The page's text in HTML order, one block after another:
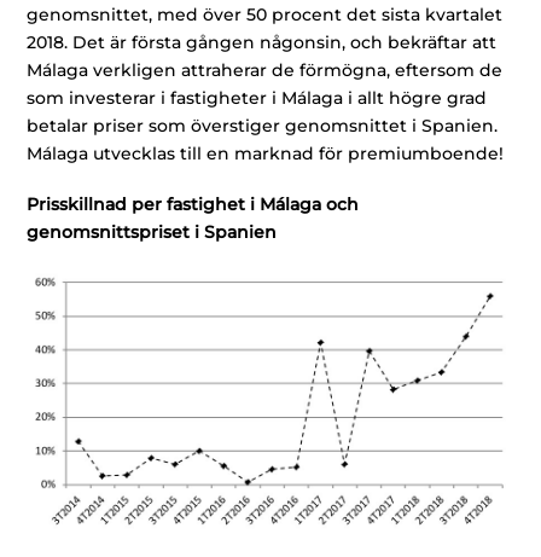
genomsnittet, med över 50 procent det sista kvartalet
2018. Det är första gången någonsin, och bekräftar att
Málaga verkligen attraherar de förmögna, eftersom de
som investerar i fastigheter i Málaga i allt högre grad
betalar priser som överstiger genomsnittet i Spanien.
Málaga utvecklas till en marknad för premiumboende!
Prisskillnad per fastighet i Málaga och
genomsnittspriset i Spanien